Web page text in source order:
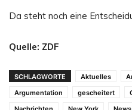
Da steht noch eine
Quelle: ZDF
SCHLAGWORTE Aktuelles
Argumentation
gescheitert